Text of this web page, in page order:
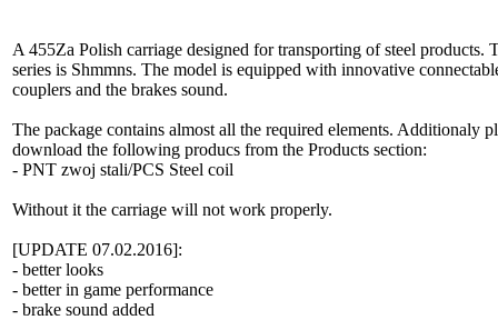
A 455Za Polish carriage designed for transporting of steel products.
series is Shmmns. The model is equipped with innovative
couplers and the brakes sound.
The package contains almost all the required elements. Additionaly
download the following producs from the Products section:
- PNT zwoj stali/PCS Steel coil
Without it the carriage will not work properly.
[UPDATE 07.02.2016]:
- better looks
- better in game performance
- brake sound added